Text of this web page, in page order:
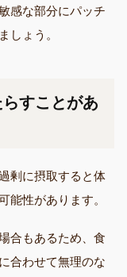
感な部分にパッチ
しょう。
すことがあ
剰に摂取すると体
能性があります。
合もあるため、食
合わせて無理のな